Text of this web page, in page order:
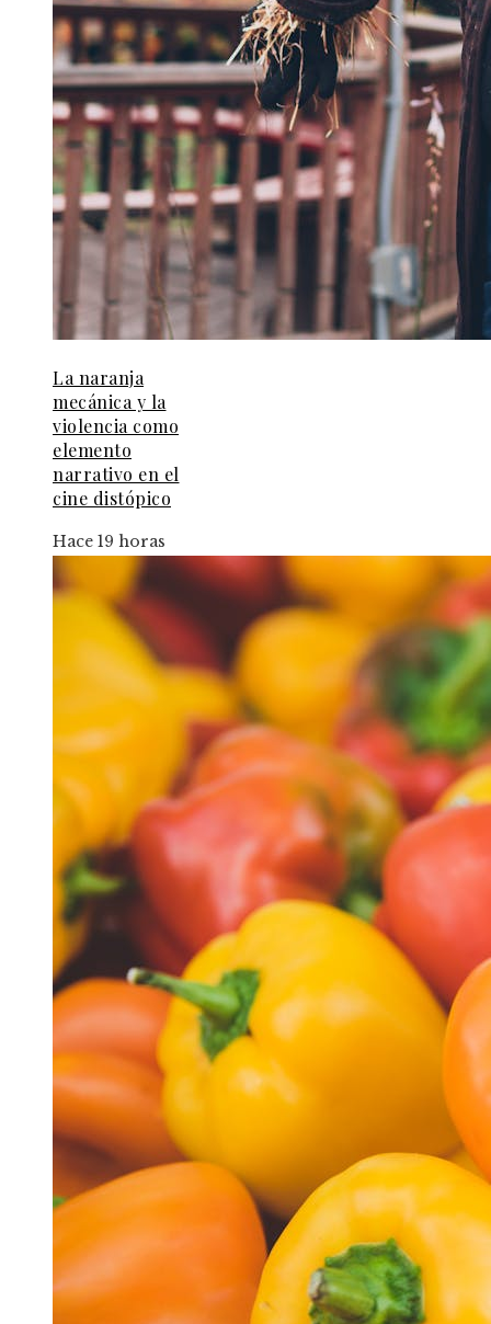
La naranja
mecánica y la
violencia como
elemento
narrativo en el
cine distópico
Hace 19 horas